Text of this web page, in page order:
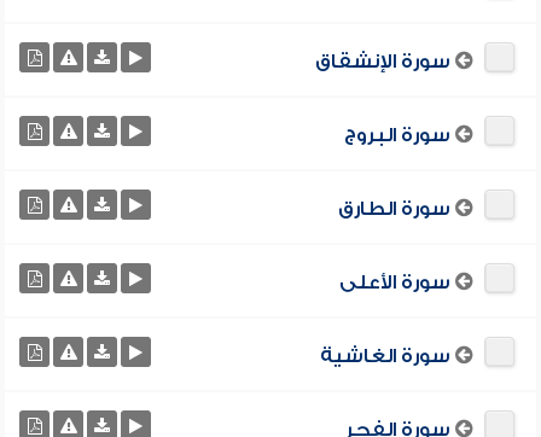
سورة الإنشقاق
سورة البروج
سورة الطارق
سورة الأعلى
سورة الغاشية
سورة الفجر